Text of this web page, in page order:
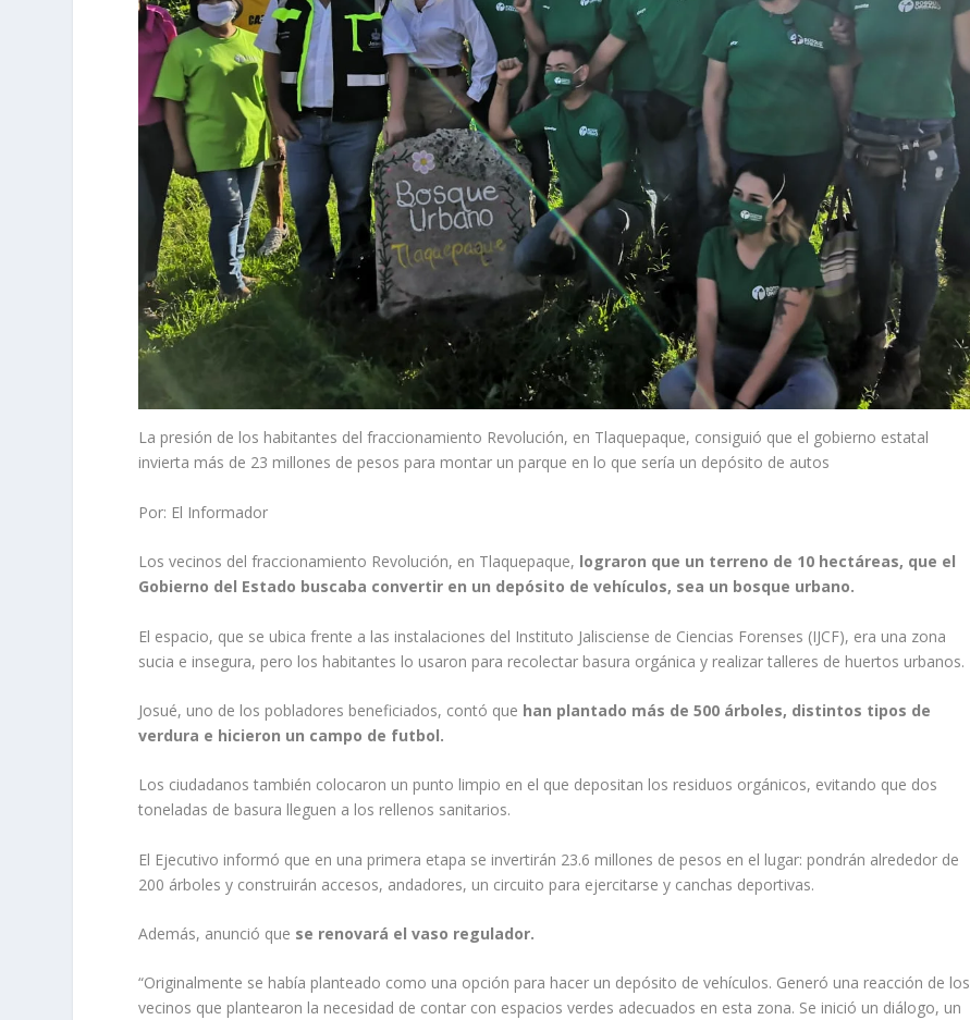
La presión de los habitantes del fraccionamiento Revolución, en Tlaquepaque, consiguió que el gobierno estatal
invierta más de 23 millones de pesos para montar un parque en lo que sería un depósito de autos
Por: El Informador
Los vecinos del fraccionamiento Revolución, en Tlaquepaque, lograron que un terreno de 10 hectáreas, que el
Gobierno del Estado buscaba convertir en un depósito de vehículos, sea un bosque urbano.
El espacio, que se ubica frente a las instalaciones del Instituto Jalisciense de Ciencias Forenses (IJCF), era una zona
sucia e insegura, pero los habitantes lo usaron para recolectar basura orgánica y realizar talleres de huertos urbanos.
Josué, uno de los pobladores beneficiados, contó que han plantado más de 500 árboles, distintos tipos de
verdura e hicieron un campo de futbol.
Los ciudadanos también colocaron un punto limpio en el que depositan los residuos orgánicos, evitando que dos
toneladas de basura lleguen a los rellenos sanitarios.
El Ejecutivo informó que en una primera etapa se invertirán 23.6 millones de pesos en el lugar: pondrán alrededor de
200 árboles y construirán accesos, andadores, un circuito para ejercitarse y canchas deportivas.
Además, anunció que se renovará el vaso regulador.
“Originalmente se había planteado como una opción para hacer un depósito de vehículos. Generó una reacción de los
vecinos que plantearon la necesidad de contar con espacios verdes adecuados en esta zona. Se inició un diálogo, un